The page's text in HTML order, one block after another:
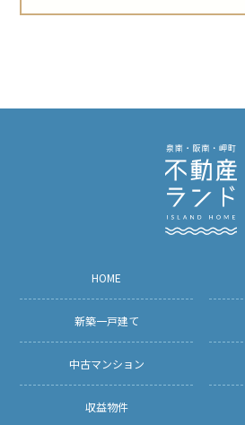
HOME
新築一戸建て
中古マンション
収益物件